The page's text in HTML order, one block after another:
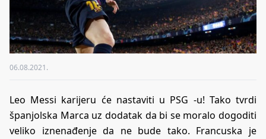
06.08.2021.
Leo Messi karijeru će nastaviti u PSG -u! Tako tvrdi
španjolska Marca uz dodatak da bi se moralo dogoditi
veliko iznenađenje da ne bude tako. Francuska je